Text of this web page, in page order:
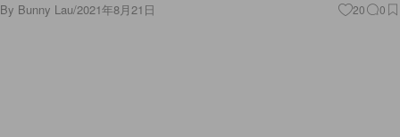
By Bunny Lau/2021年8月21日 20 0